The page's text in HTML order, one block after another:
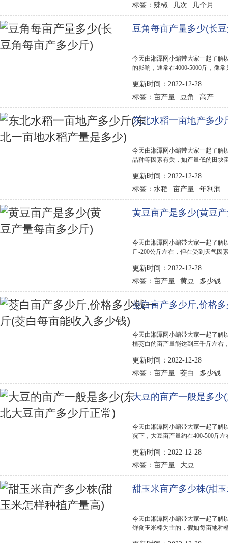
标签： 辣椒 几次 几个月
豆角每亩产量多少(长
今天由湘潭网小编带大家一起了解
的影响，通常在4000-5000斤，像
左右。 长豆角种植前景 种一亩长
更新时间：2022-12-28
标签： 亩产量 豆角 高产
东北水稻一亩地产多少
今天由湘潭网小编带大家一起了解
品种等因素有关，如产量低的田块
量按照1000斤算，市场价格在1.5
更新时间：2022-12-28
标签： 水稻 亩产量 年利润
黄豆亩产是多少(黄豆
今天由湘潭网小编带大家一起了解
斤-200公斤左右，但在受到天气因
植成本包括土地租金、种子成本、
更新时间：2022-12-28
标签： 亩产量 黄豆 多少钱
茭白亩产多少斤,价格
今天由湘潭网小编带大家一起了解
植茭白的亩产量能达到三千斤左右
是150-200元左右，农药肥以及肥料
更新时间：2022-12-28
标签： 亩产量 茭白 多少钱
大豆的亩产一般是多少
今天由湘潭网小编带大家一起了解
况下，大豆亩产量约在400-500斤
400元左右，现在国产大豆的市场
更新时间：2022-12-28
标签： 亩产量 大豆
甜玉米亩产多少株(甜
今天由湘潭网小编带大家一起了解
鲜食玉米棒为主的，假如每亩地种